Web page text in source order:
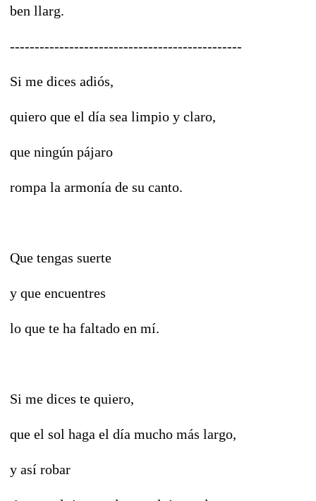
ben llarg.
-----------------------------------------------
Si me dices adiós,
quiero que el día sea limpio y claro,
que ningún pájaro
rompa la armonía de su canto.
Que tengas suerte
y que encuentres
lo que te ha faltado en mí.
Si me dices te quiero,
que el sol haga el día mucho más largo,
y así robar